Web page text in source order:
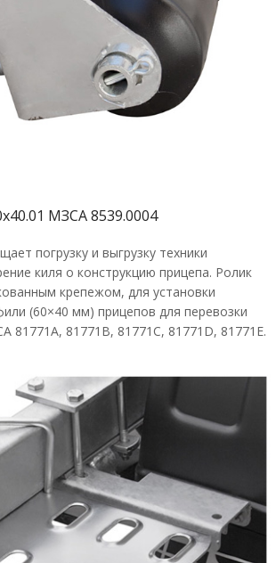
МЗСА 8539.0004
погрузку и выгрузку техники
киля о конструкцию прицепа. Ролик
крепежом, для установки
(60×40 мм) прицепов для перевозки
81771A, 81771В, 81771С, 81771D, 81771E.